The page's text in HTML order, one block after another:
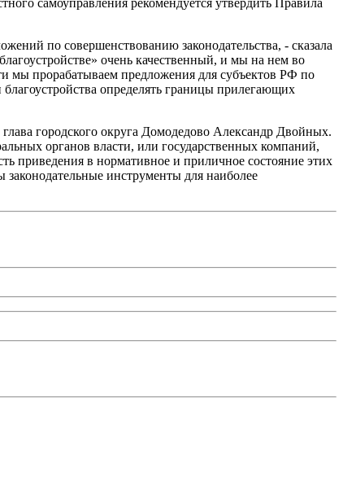
самоуправления рекомендуется утвердить Правила
по совершенствованию законодательства, - сказала
очень качественный, и мы на нем во
мы прорабатываем предложения для субъектов РФ по
определять границы прилегающих
городского округа Домодедово Александр Двойных.
органов власти, или государственных компаний,
приведения в нормативное и приличное состояние этих
инструменты для наиболее